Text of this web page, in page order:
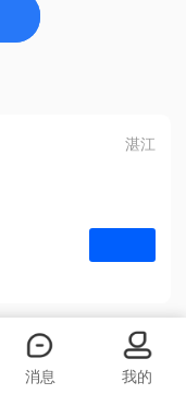
湛江
消息 我的